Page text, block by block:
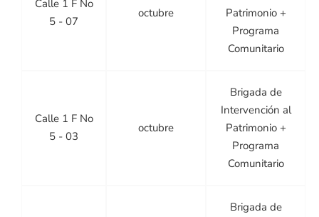
Calle 1 F No
5 - 07
octubre
Patrimonio +
Programa
Comunitario
Calle 1 F No
5 - 03
octubre
Brigada de
Intervención al
Patrimonio +
Programa
Comunitario
Brigada de